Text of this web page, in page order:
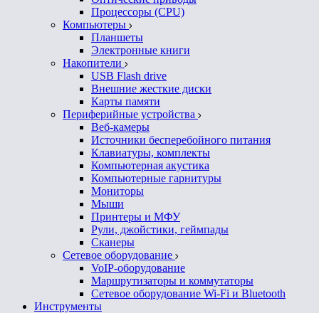
Процессоры (CPU)
Компьютеры
Планшеты
Электронные книги
Накопители
USB Flash drive
Внешние жесткие диски
Карты памяти
Периферийные устройства
Веб-камеры
Источники бесперебойного питания
Клавиатуры, комплекты
Компьютерная акустика
Компьютерные гарнитуры
Мониторы
Мыши
Принтеры и МФУ
Рули, джойстики, геймпады
Сканеры
Сетевое оборудование
VoIP-оборудование
Маршрутизаторы и коммутаторы
Сетевое оборудование Wi-Fi и Bluetooth
Инструменты